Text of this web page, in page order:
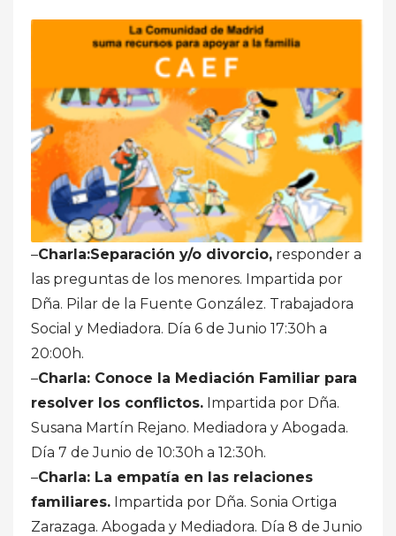
–Charla:Separación y/o divorcio, responder a
las preguntas de los menores. Impartida por
Dña. Pilar de la Fuente González. Trabajadora
Social y Mediadora. Día 6 de Junio 17:30h a
20:00h.
–Charla: Conoce la Mediación Familiar para
resolver los conflictos. Impartida por Dña.
Susana Martín Rejano. Mediadora y Abogada.
Día 7 de Junio de 10:30h a 12:30h.
–Charla: La empatía en las relaciones
familiares. Impartida por Dña. Sonia Ortiga
Zarazaga. Abogada y Mediadora. Día 8 de Junio